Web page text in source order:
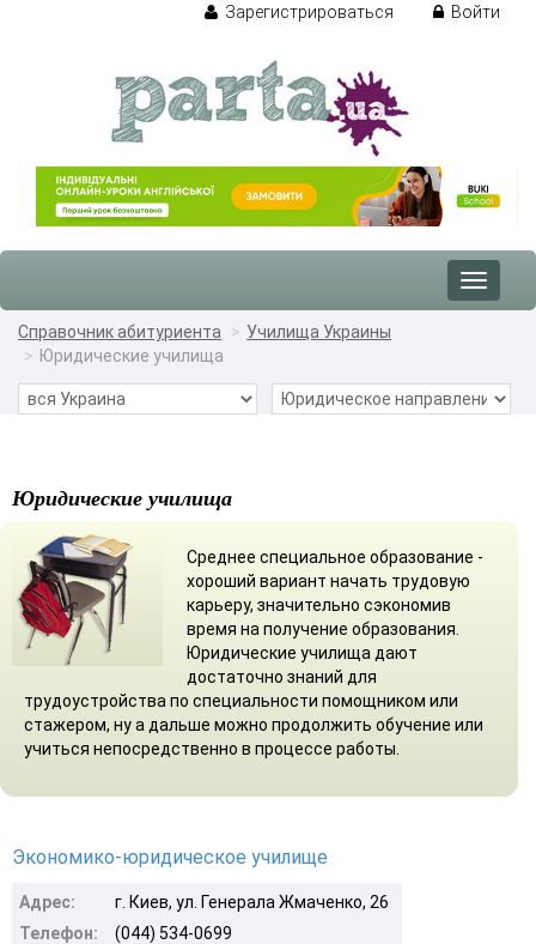
Зарегистрироваться Войти
Toggle
Справочник абитуриента
Училища Украины
Юридические училища
Юридические училища
Среднее специальное образование -
хороший вариант начать трудовую
карьеру, значительно сэкономив
время на получение образования.
Юридические училища дают
достаточно знаний для
трудоустройства по специальности помощником или
стажером, ну а дальше можно продолжить обучение или
учиться непосредственно в процессе работы.
Экономико-юридическое училище
Адрес:
г. Киев, ул. Генерала Жмаченко, 26
Телефон:
(044) 534-0699